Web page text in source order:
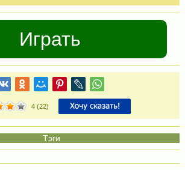
Играть
4 (22)